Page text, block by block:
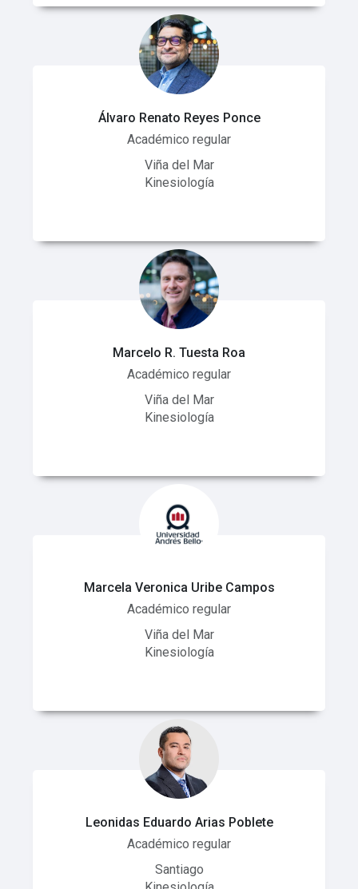
Álvaro Renato Reyes Ponce
Académico regular
Viña del Mar
Kinesiología
Marcelo R. Tuesta Roa
Académico regular
Viña del Mar
Kinesiología
Marcela Veronica Uribe Campos
Académico regular
Viña del Mar
Kinesiología
Leonidas Eduardo Arias Poblete
Académico regular
Santiago